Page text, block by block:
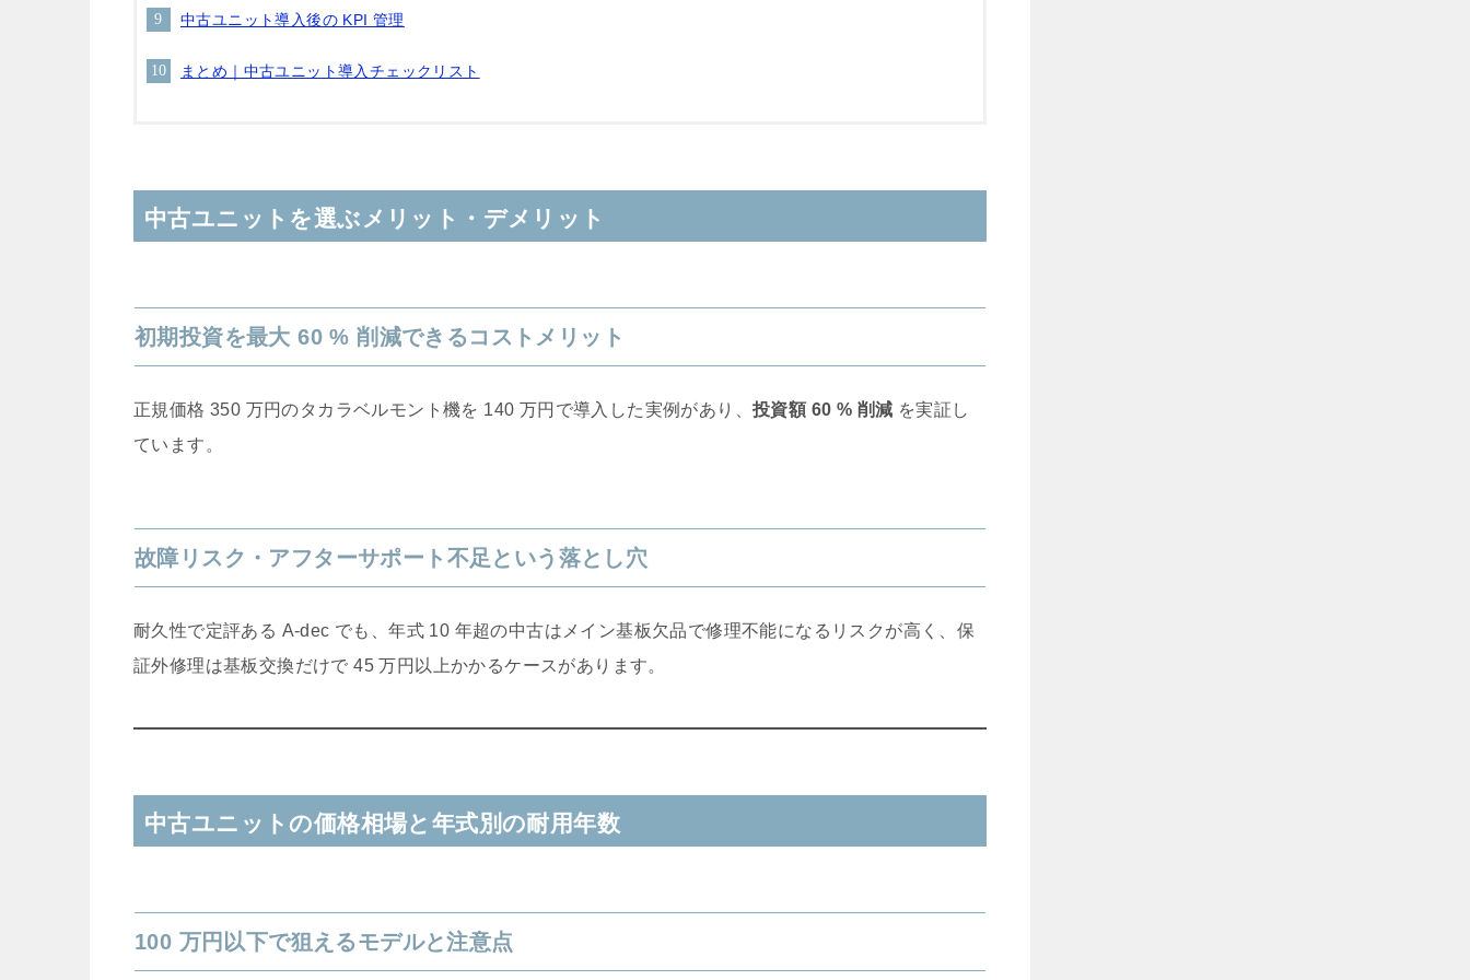
中古ユニット導入後の KPI 管理
まとめ｜中古ユニット導入チェックリスト
中古ユニットを選ぶメリット・デメリット
初期投資を最大 60 % 削減できるコストメリット
正規価格 350 万円のタカラベルモント機を 140 万円で導入した実例があり、 投資額 60 % 削減 を実証し
ています。
故障リスク・アフターサポート不足という落とし穴
耐久性で定評ある A-dec でも、年式 10 年超の中古はメイン基板欠品で修理不能になるリスクが高く、保
証外修理は基板交換だけで 45 万円以上かかるケースがあります。
中古ユニットの価格相場と年式別の耐用年数
100 万円以下で狙えるモデルと注意点